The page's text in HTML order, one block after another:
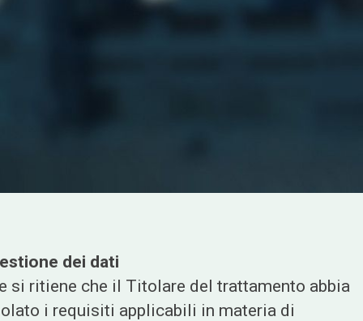
dei dati
si ritiene che il Titolare del trattamento abbia
i requisiti applicabili in materia di